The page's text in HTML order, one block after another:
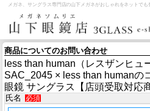
メガネ、サングラス専門店の山下メガネがおしゃれをネットでも
ログイン
お問い合わせ
商品についてのお問い合わせ
less than human（レスザンヒュ
SAC_2045 × less than humanの
眼鏡 サングラス【店頭受取対応
氏名 必須